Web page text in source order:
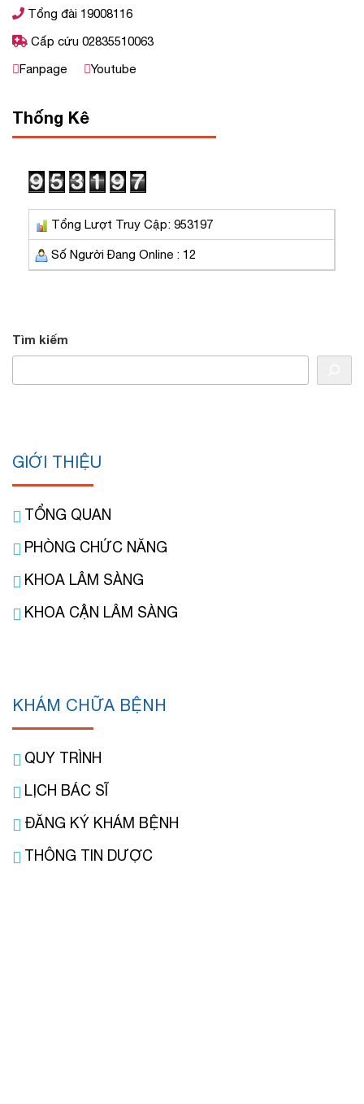
Tổng đài 19008116
Cấp cứu 02835510063
Fanpage
Youtube
Thống Kê
Tổng Lượt Truy Cập: 953197
Số Người Đang Online : 12
Tìm kiếm
GIỚI THIỆU
TỔNG QUAN
PHÒNG CHỨC NĂNG
KHOA LÂM SÀNG
KHOA CẬN LÂM SÀNG
KHÁM CHỮA BỆNH
QUY TRÌNH
LỊCH BÁC SĨ
ĐĂNG KÝ KHÁM BỆNH
THÔNG TIN DƯỢC